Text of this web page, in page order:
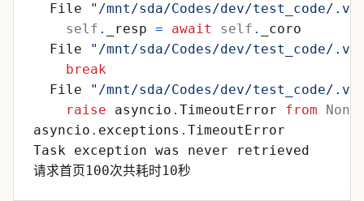
File
" /mnt/sda/Codes/dev/test_code/
self . _resp = await self .
_coro
File
" /mnt/sda/Codes/dev/test_code/
break
File
" /mnt/sda/Codes/dev/test_code/
raise
asyncio . TimeoutError from
None
asyncio . exceptions . TimeoutError
Task exception was never
retrieved
请求首页100次共耗时10秒